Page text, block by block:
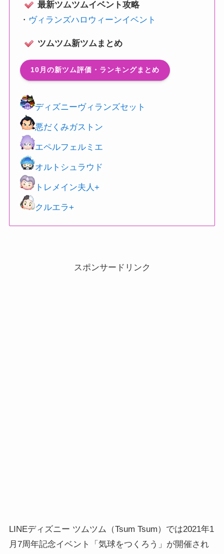
最新ツムツムイベント攻略
・ ヴィランズハロウィーンイベント
ツムツム新ツムまとめ
10月の新ツム評価・ランキングまとめ
ディズニーヴィランズセット
悪だくみガストン
エペルフェルミエ
オルトシュラウド
トレメイン夫人+
クルエラ+
スポンサードリンク
LINEディズニー ツムツム（Tsum Tsum）では2021年1
月7周年記念イベント「気球をつくろう」が開催され